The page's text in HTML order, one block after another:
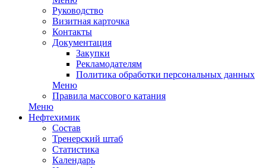
Руководство
Визитная карточка
Контакты
Документация
Закупки
Рекламодателям
Политика обработки персональных данных
Меню
Правила массового катания
Меню
Нефтехимик
Состав
Тренерский штаб
Статистика
Календарь